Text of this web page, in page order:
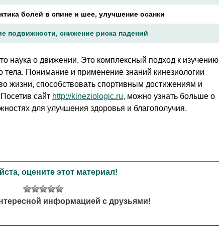
болей в спине и шее, улучшение осанки
подвижности, снижение риска падений
наука о движении. Это комплексный подход к изучению
тела. Понимание и применение знаний кинезиологии
жизни, способствовать спортивным достижениям и
сайт http://kineziologic.ru, можно узнать больше о
для улучшения здоровья и благополучия.
оцените этот материал!
информацией с друзьями!